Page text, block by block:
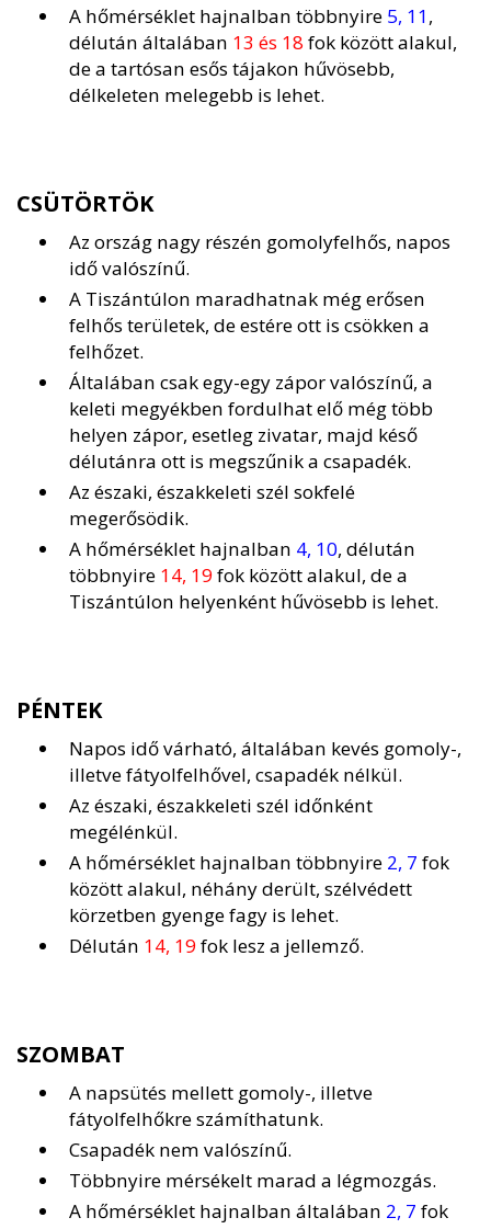
A hőmérséklet hajnalban többnyire 5, 11,
délután általában 13 és 18 fok között alakul,
de a tartósan esős tájakon hűvösebb,
délkeleten melegebb is lehet.
CSÜTÖRTÖK
Az ország nagy részén gomolyfelhős, napos
idő valószínű.
A Tiszántúlon maradhatnak még erősen
felhős területek, de estére ott is csökken a
felhőzet.
Általában csak egy-egy zápor valószínű, a
keleti megyékben fordulhat elő még több
helyen zápor, esetleg zivatar, majd késő
délutánra ott is megszűnik a csapadék.
Az északi, északkeleti szél sokfelé
megerősödik.
A hőmérséklet hajnalban 4, 10, délután
többnyire 14, 19fok között alakul, de a
Tiszántúlon helyenként hűvösebb is lehet.
PÉNTEK
Napos idő várható, általában kevés gomoly-,
illetve fátyolfelhővel, csapadék nélkül.
Az északi, északkeleti szél időnként
megélénkül.
A hőmérséklet hajnalban többnyire 2, 7 fok
között alakul, néhány derült, szélvédett
körzetben gyenge fagy is lehet.
Délután 14, 19fok lesz a jellemző.
SZOMBAT
A napsütés mellett gomoly-, illetve
fátyolfelhőkre számíthatunk.
Csapadék nem valószínű.
Többnyire mérsékelt marad a légmozgás.
A hőmérséklet hajnalban általában 2, 7 fok